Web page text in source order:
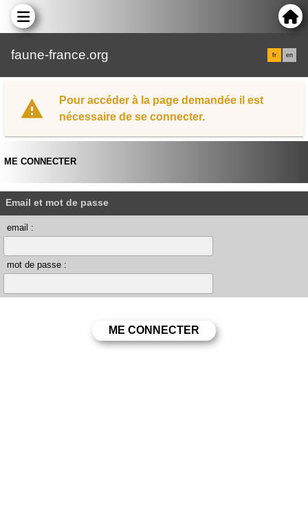
faune-france.org fr en
Pour accéder à la page demandée il est
nécessaire de se connecter.
ME CONNECTER
Email et mot de passe
email :
mot de passe :